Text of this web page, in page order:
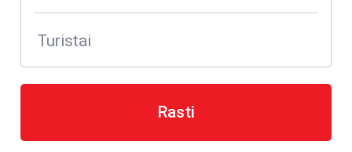
Turistai
Rasti